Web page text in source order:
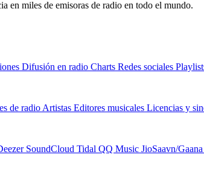
en miles de emisoras de radio en todo el mundo.
Difusión en radio Charts Redes sociales
de radio Artistas Editores musicales Licencias y
SoundCloud Tidal QQ Music JioSaavn/Gaana